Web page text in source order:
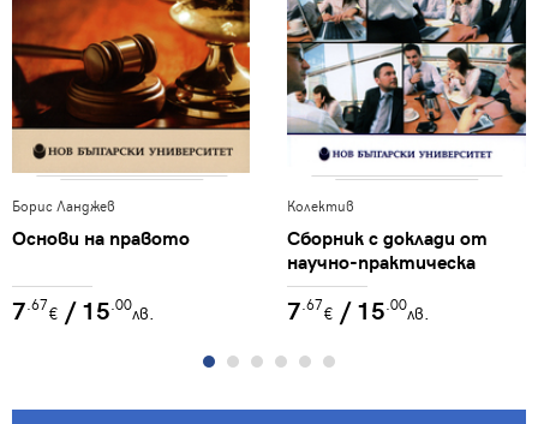
Борис Ланджев
Основи на правото
7.67€ / 15.00лв.
Колектив
Сборник с доклади от
научно-практическа
конференция
"Корпоративните
финанси в България - днес
и утре", НБУ, 28-29
7.67€ / 15.00лв.